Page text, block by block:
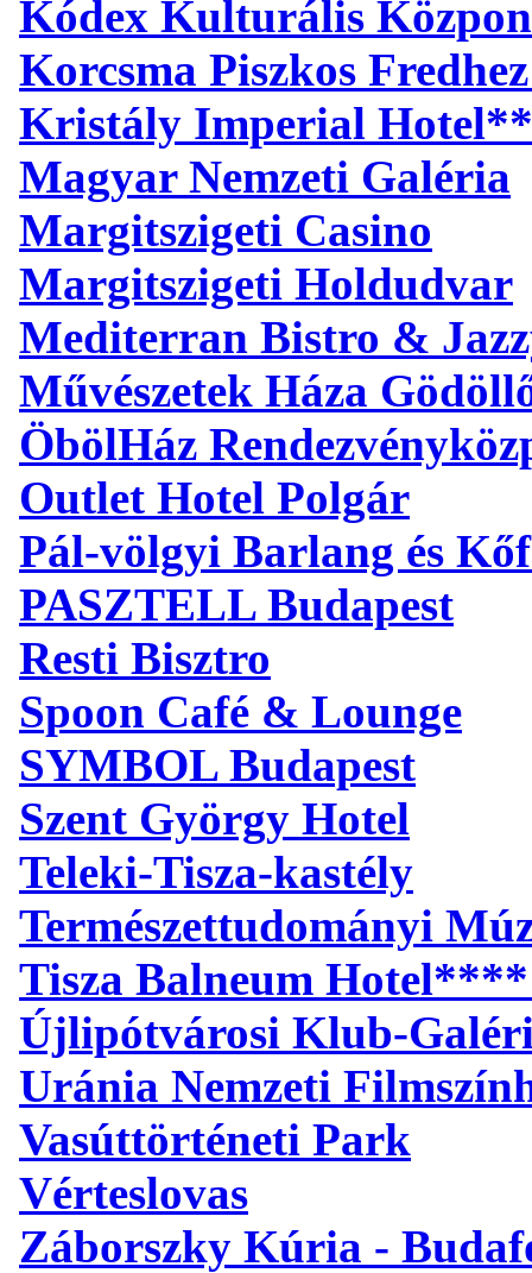
Kódex Kulturális
Korcsma Piszkos
Kristály Imperial
Magyar Nemzeti Galéria
Margitszigeti Casino
Margitszigeti Holdudvar
Mediterran Bistro &
Művészetek Háza
ÖbölHáz
Outlet Hotel Polgár
Pál-völgyi Barlang és
PASZTELL Budapest
Resti Bisztro
Spoon Café & Lounge
SYMBOL Budapest
Szent György Hotel
Teleki-Tisza-kastély
Természettudományi
Tisza Balneum
Újlipótvárosi Klub-
Uránia Nemzeti
Vasúttörténeti Park
Vérteslovas
Záborszky Kúria -